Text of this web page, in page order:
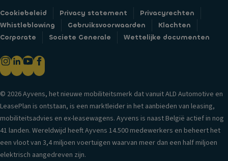
t
C
e
n
tr
al
e
d
e
ur
v
er
er
z
e
t
el
e
k
er
h
o
u
tr
ol
e
er
si
in
f
o
r
m
Cookiebeleid Privacy statement
Privacyrechten
Whistleblowing
Gebruiksvoorwaarden
Klachten
Corporate
Societe Generale Wettelijke documenten
© 2026 Ayvens, het nieuwe mobiliteitsmerk dat vanuit ALD Automotive en
LeasePlan is ontstaan, is een marktleider in het aanbieden van leasing,
mobiliteitsadvies en ex-leasewagens. Ayvens is naast België actief in nog
41 landen. Wereldwijd heeft Ayvens 14.500 medewerkers en beheert het
een vloot van 3,4 miljoen voertuigen waarvan meer dan een half miljoen
elektrisch aangedreven zijn.